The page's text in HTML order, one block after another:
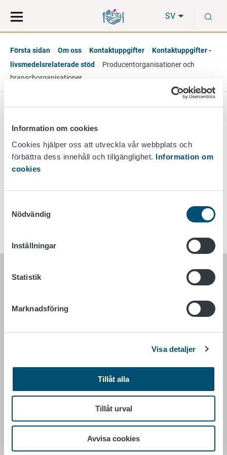
Information om cookies
Cookies hjälper oss att utveckla vår webbplats och
förbättra dess innehåll och tillgänglighet. Information om
cookies
Nödvändig
Inställningar
Statistik
Marknadsföring
Visa detaljer
Tillåt alla
Tillåt urval
Avvisa cookies
direkt
till
på
hela
SV
Första sidan Om oss Kontaktuppgifter
Kontaktuppgifter -
livsmedelsrelaterade stöd
Producentorganisationer och
branschorganisationer
och
branschorganisationer
LIVSMEDELSVERKET
PB 100
Dataskydd
Tillgänglighetsutlåtande
Information om webbplatsen
Cookie inställningar
Växel +358 29 530 0400